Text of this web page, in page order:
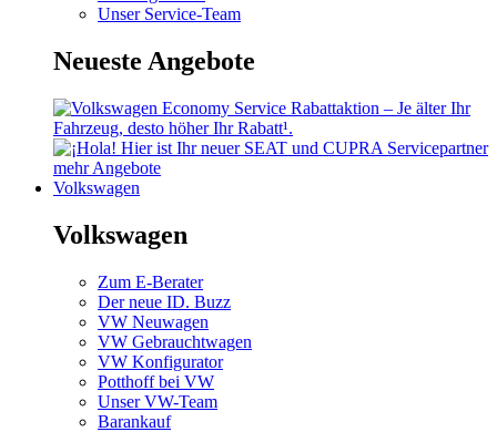
Unser Service-Team
Neueste Angebote
mehr Angebote
Volkswagen
Volkswagen
Zum E-Berater
Der neue ID. Buzz
VW Neuwagen
VW Gebrauchtwagen
VW Konfigurator
Potthoff bei VW
Unser VW-Team
Barankauf